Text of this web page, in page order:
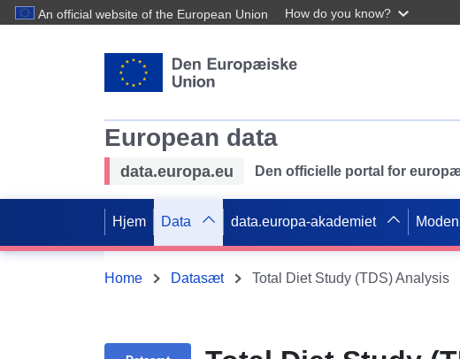
An official website of the European Union How do you know?
European data
data.europa.eu Den officielle portal for
Hjem Data data.europa-akademiet
Home Datasæt Total Diet Study (TDS) Analysis